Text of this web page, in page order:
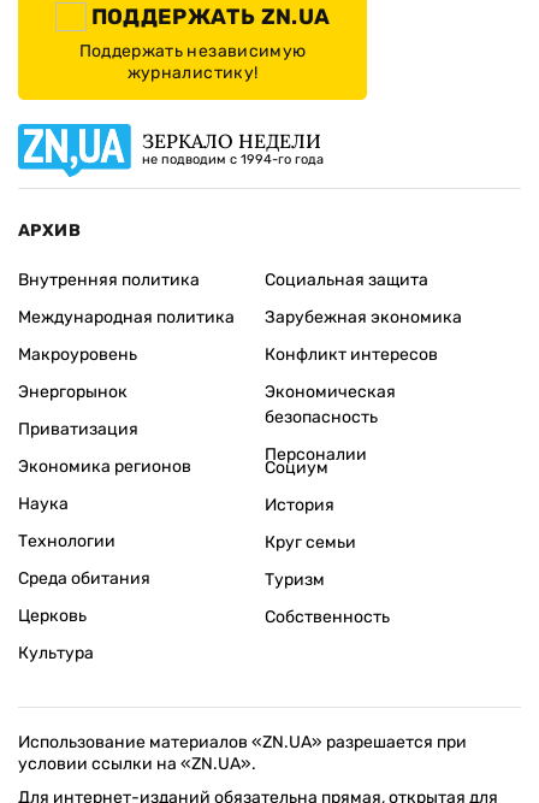
ПОДДЕРЖАТЬ ZN.UA
Поддержать независимую
журналистику!
ЗЕРКАЛО НЕДЕЛИ
не подводим с 1994-го года
АРХИВ
Внутренняя политика
Международная политика
Макроуровень
Энергорынок
Приватизация
Экономика регионов
Социальная защита
Зарубежная экономика
Конфликт интересов
Экономическая
безопасность
Персоналии
Наука
Технологии
Среда обитания
Церковь
Культура
Социум
История
Круг семьи
Туризм
Собственность
Использование материалов «ZN.UA» разрешается при
условии ссылки на «ZN.UA».
Для интернет-изданий обязательна прямая, открытая для